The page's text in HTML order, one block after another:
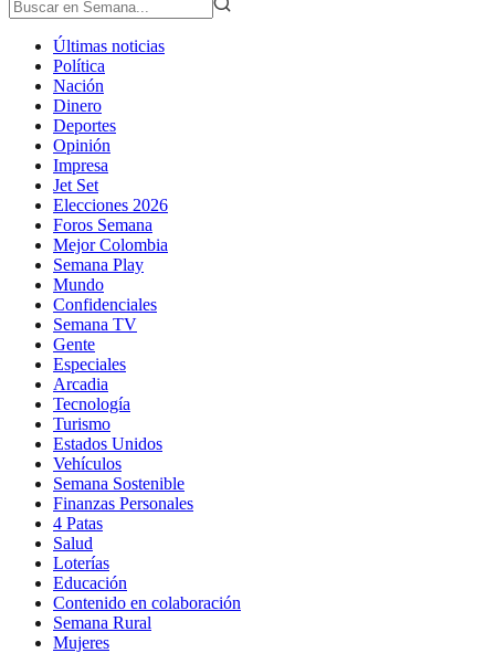
Últimas noticias
Política
Nación
Dinero
Deportes
Opinión
Impresa
Jet Set
Elecciones 2026
Foros Semana
Mejor Colombia
Semana Play
Mundo
Confidenciales
Semana TV
Gente
Especiales
Arcadia
Tecnología
Turismo
Estados Unidos
Vehículos
Semana Sostenible
Finanzas Personales
4 Patas
Salud
Loterías
Educación
Contenido en colaboración
Semana Rural
Mujeres